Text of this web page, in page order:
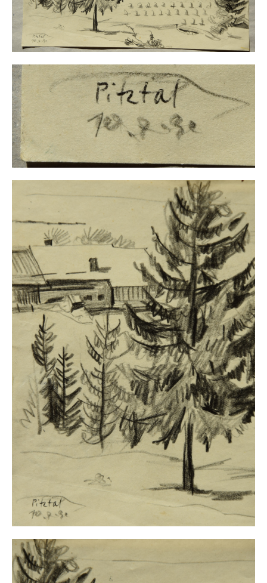
Buchempfehlungen
Richild Holt – Farbe und Linie
Visionär
Walter Becker (1893-1984) Malerei und Grafik
Der Maler Richard Sprick (1901-1976)
Suche
Über Uns
Kontakt
Publikationsliste
Über Uns
Impressum
Datenschutz
AGB
Widerruf